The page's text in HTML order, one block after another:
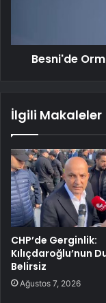
Besni'de
İlgili Makaleler
CHP’de Gerginlik:
Kılıçdaroğlu’nun
Belirsiz
Ağustos 7, 2026